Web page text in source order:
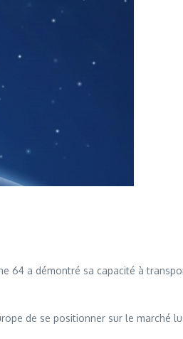
64 a démontré sa capacité à
de se positionner sur le marché